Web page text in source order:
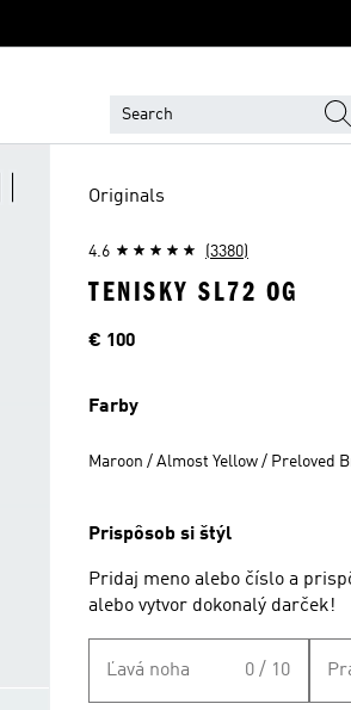
Originals
4.6 (3380)
TENISKY SL72 OG
Cena
€ 100
Farby
Maroon / Almost Yellow / Preloved
Prispôsob si štýl
Pridaj meno alebo číslo a
alebo vytvor dokonalý darček!
Ľavá noha 0 / 10